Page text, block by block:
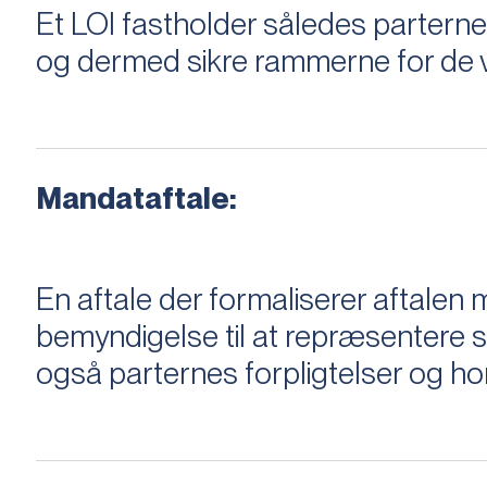
Et LOI fastholder således
og dermed sikre rammerne for de
Mandataftale:
En aftale der formaliserer
bemyndigelse til at repræsentere
også parternes forpligtelser og